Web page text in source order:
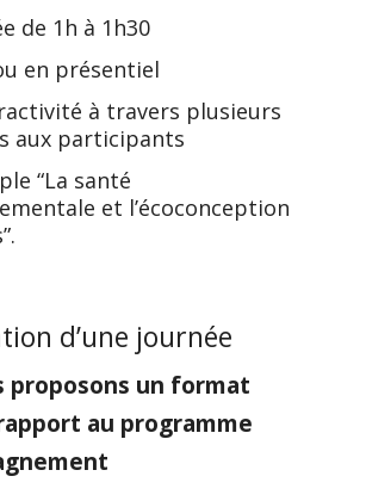
de 1h à 1h30
en présentiel
à travers plusieurs
aux participants
“La santé
et l’écoconception
d’une journée
proposons un format
au programme